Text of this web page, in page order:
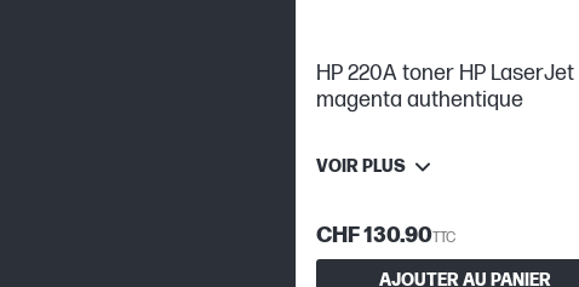
HP 220A toner HP LaserJet
magenta authentique
VOIR PLUS
CHF 130.90TTC
AJOUTER AU PANIER